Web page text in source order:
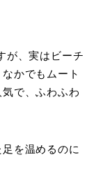
が、実はビーチ
かでもムート
で、ふわふわ
を温めるのに